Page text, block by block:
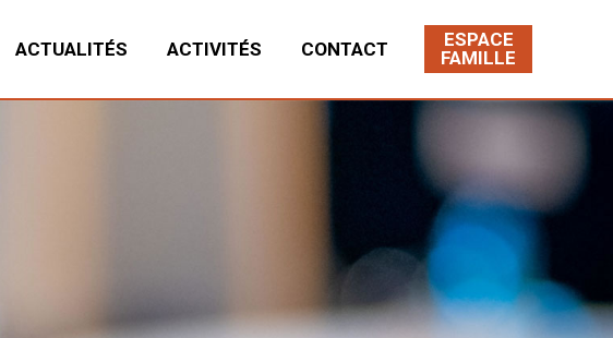
ACTUALITÉS ACTIVITÉS CONTACT
ESPACE
FAMILLE